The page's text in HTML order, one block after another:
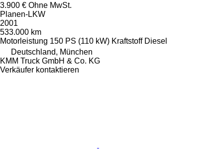
3.900 € Ohne MwSt.
Planen-LKW
2001
533.000 km
Motorleistung 150 PS (110 kW) Kraftstoff Diesel
Deutschland, München
KMM Truck GmbH & Co. KG
Verkäufer kontaktieren